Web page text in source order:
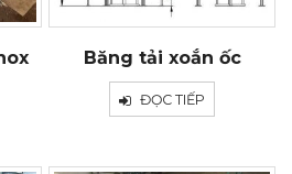
Băng tải xoắn ốc
ĐỌC TIẾP